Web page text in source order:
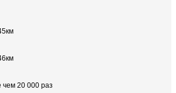
20 000 раз